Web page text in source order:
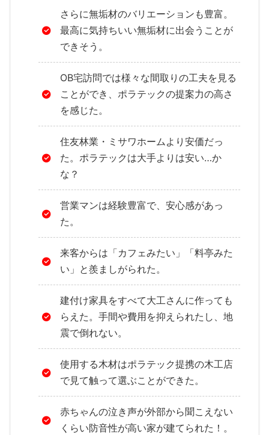
さらに無垢材のバリエーションも豊富。
最高に気持ちいい無垢材に出会うことが
できそう。
OB宅訪問では様々な間取りの工夫を見る
ことができ、ポラテックの提案力の高さ
を感じた。
住友林業・ミサワホームより安価だっ
た。ポラテックは大手よりは安い…か
な？
営業マンは経験豊富で、安心感があっ
た。
来客からは「カフェみたい」「料亭みた
い」と羨ましがられた。
建付け家具をすべて大工さんに作っても
らえた。手間や費用を抑えられたし、地
震で倒れない。
使用する木材はポラテック提携の木工店
で見て触って選ぶことができた。
赤ちゃんの泣き声が外部から聞こえない
くらい防音性が高い家が建てられた！。